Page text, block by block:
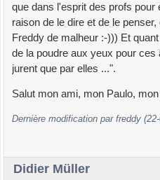
que dans l'esprit des profs
raison de le dire et de le
Freddy de malheur :-))) Et
de la poudre aux yeux pour ces
jurent que par elles ...".
Salut mon ami, mon Paulo, mon
Dernière modification par freddy
Didier Müller